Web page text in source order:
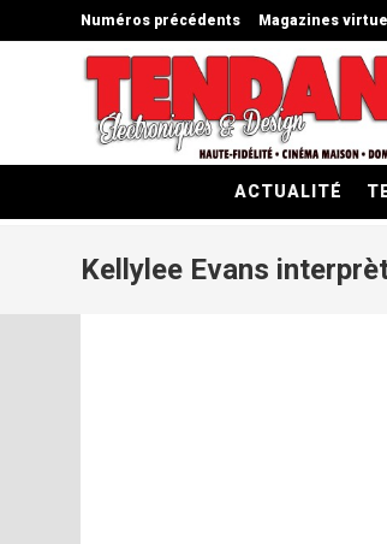
Numéros précédents Magazines
ACTUALITÉ
Kellylee Evans